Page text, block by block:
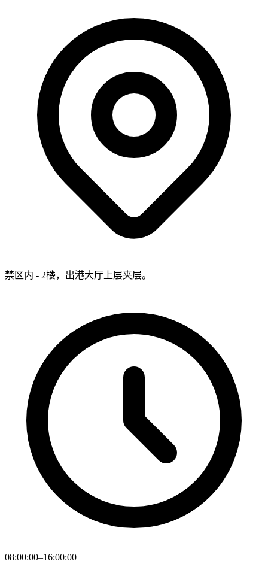
禁区内 - 2楼，出港大厅上层夹层。
08:00:00–16:00:00